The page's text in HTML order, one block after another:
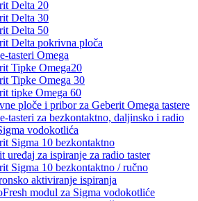
Delta 20
Delta 30
Delta 50
Delta pokrivna ploča
tasteri Omega
Tipke Omega20
Tipke Omega 30
tipke Omega 60
ploče i pribor za Geberit Omega tastere
tasteri za bezkontaktno, daljinsko i radio
vodokotlića
Sigma 10 bezkontaktno
uređaj za ispiranje za radio taster
Sigma 10 bezkontaktno / ručno
aktiviranje ispiranja
modul za Sigma vodokotliće